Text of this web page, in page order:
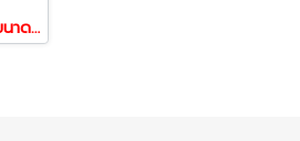
รถเข็นช้อบปิ้ง 180 ลิตร(ขนาดใกล้เคียงกับห้าง Big C ) รถเข็นตะกร้า รถเข็นห้าง ยี่ห้อ Happy Move 51607